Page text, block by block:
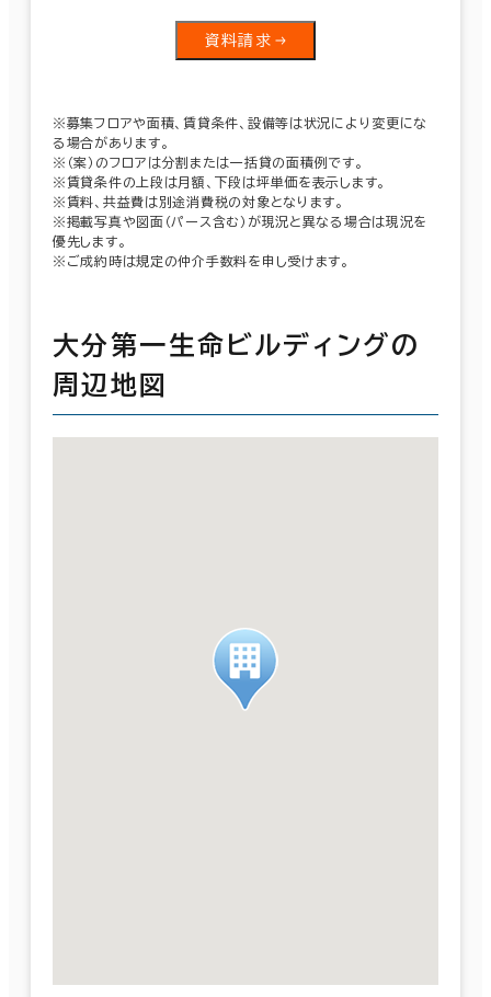
資料請求
※募集フロアや面積、賃貸条件、設備等は状況により変更にな
る場合があります。
※（案）のフロアは分割または一括貸の面積例です。
※賃貸条件の上段は月額、下段は坪単価を表示します。
※賃料、共益費は別途消費税の対象となります。
※掲載写真や図面（パース含む）が現況と異なる場合は現況を
優先します。
※ご成約時は規定の仲介手数料を申し受けます。
大分第一生命ビルディングの
周辺地図